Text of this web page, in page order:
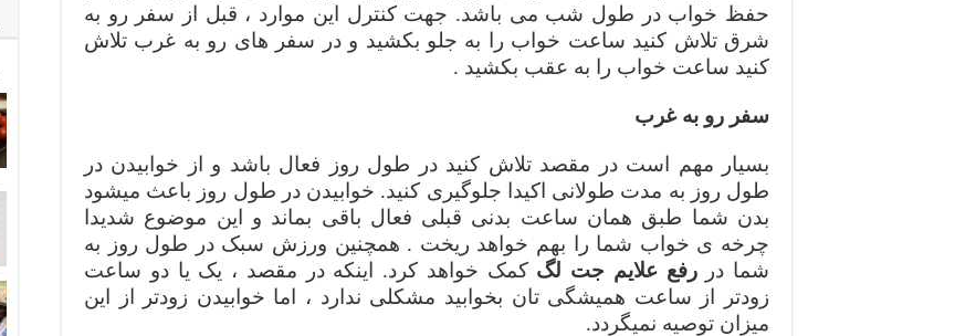
حفظ خواب در طول شب می باشد. جهت کنترل این موارد ، قبل از سفر رو به
شرق تلاش کنید ساعت خواب را به جلو بکشید و در سفر های رو به غرب تلاش
کنید ساعت خواب را به عقب بکشید .
سفر رو به غرب
بسیار مهم است در مقصد تلاش کنید در طول روز فعال باشد و از خوابیدن در
طول روز به مدت طولانی اکیدا جلوگیری کنید. خوابیدن در طول روز باعث میشود
بدن شما طبق همان ساعت بدنی قبلی فعال باقی بماند و این موضوع شدیدا
چرخه ی خواب شما را بهم خواهد ریخت . همچنین ورزش سبک در طول روز به
شما دررفع علایم جت لگ کمک خواهد کرد. اینکه در مقصد ، یک یا دو ساعت
زودتر از ساعت همیشگی تان بخوابید مشکلی ندارد ، اما خوابیدن زودتر از این
میزان توصیه نمیگردد.